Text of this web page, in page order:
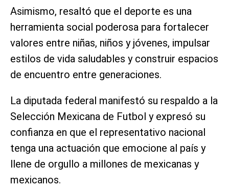
Asimismo, resaltó que el deporte es una
herramienta social poderosa para fortalecer
valores entre niñas, niños y jóvenes, impulsar
estilos de vida saludables y construir espacios
de encuentro entre generaciones.
La diputada federal manifestó su respaldo a la
Selección Mexicana de Futbol y expresó su
confianza en que el representativo nacional
tenga una actuación que emocione al país y
llene de orgullo a millones de mexicanas y
mexicanos.